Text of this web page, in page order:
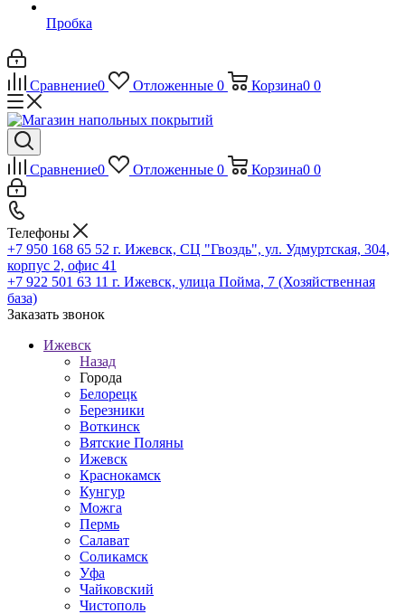
Пробка
Сравнение0 Отложенные 0 Корзина0 0
Сравнение0 Отложенные 0 Корзина0 0
Телефоны
+7 950 168 65 52 г. Ижевск, СЦ "Гвоздь", ул. Удмуртская, 304,
корпус 2, офис 41
+7 922 501 63 11 г. Ижевск, улица Пойма, 7 (Хозяйственная
база)
Заказать звонок
Ижевск
Назад
Города
Белорецк
Березники
Воткинск
Вятские Поляны
Ижевск
Краснокамск
Кунгур
Можга
Пермь
Салават
Соликамск
Уфа
Чайковский
Чистополь